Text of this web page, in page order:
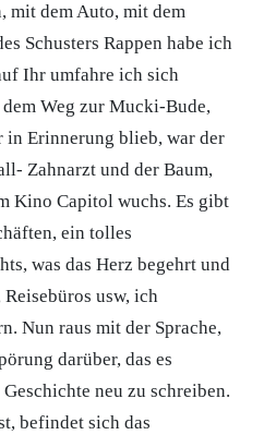
mit dem Auto, mit dem
Schusters Rappen habe ich
Ihr umfahre ich sich
Weg zur Mucki-Bude,
in Erinnerung blieb, war der
Zahnarzt und der Baum,
Kino Capitol wuchs. Es gibt
ein tolles
was das Herz begehrt und
usw, ich
Nun raus mit der Sprache,
darüber, das es
neu zu schreiben.
befindet sich das